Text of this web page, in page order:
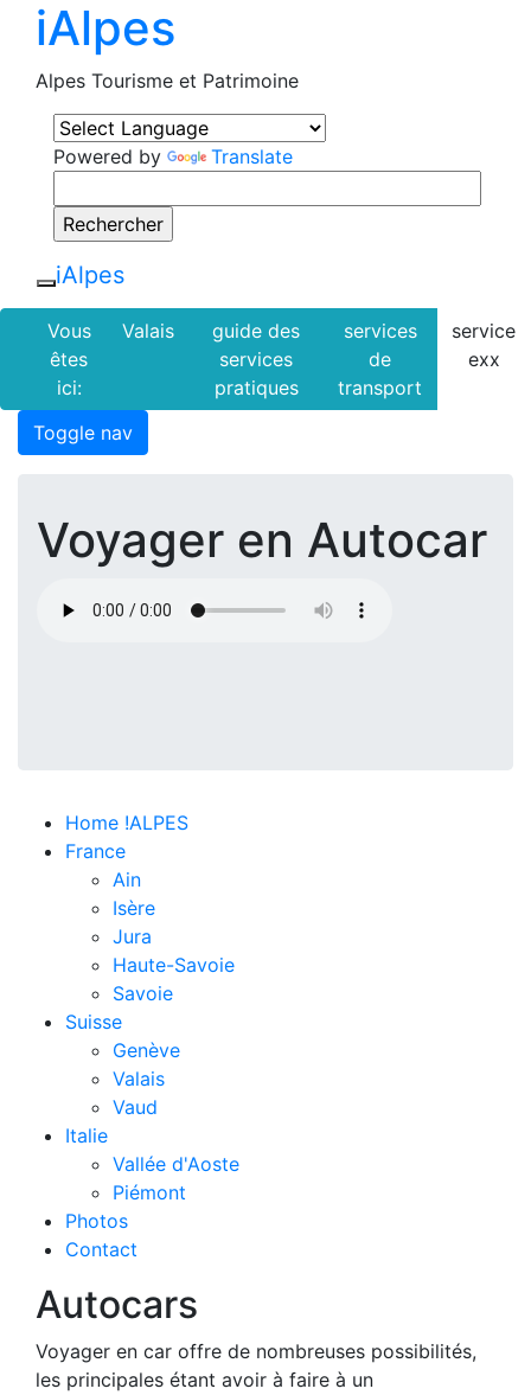
iAlpes
Alpes Tourisme et Patrimoine
Powered by Translate
iAlpes
Vous
êtes
ici:
Valais
guide des
services
pratiques
services
de
transport
service
exx
Toggle nav
Voyager en Autocar
Home !ALPES
France
Ain
Isère
Jura
Haute-Savoie
Savoie
Suisse
Genève
Valais
Vaud
Italie
Vallée d'Aoste
Piémont
Photos
Contact
Autocars
Voyager en car offre de nombreuses possibilités,
les principales étant avoir à faire à un